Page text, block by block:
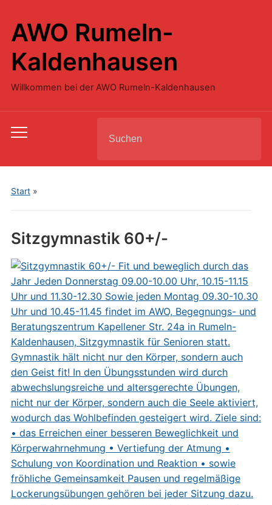
AWO Rumeln-
Kaldenhausen
Willkommen bei der AWO Rumeln-Kaldenhausen
Toggle
menu
for:
Start»
Sitzgymnastik 60+/-